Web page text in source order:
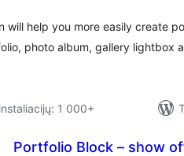
will help you more easily create
photo album, gallery lightbox
1 000+
Portfolio Block – show